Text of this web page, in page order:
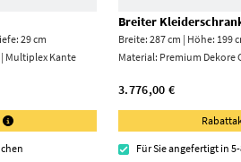
29 cm
Multiplex Kante
Breiter
Breite: 287 cm | Höhe: 199
Material: Premium Dekore
3.776,00 €
Für Sie angefertigt in